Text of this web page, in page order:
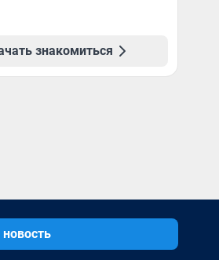
знакомиться